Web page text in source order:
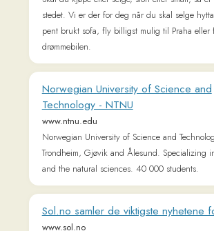
Sol.no samler de viktigste nyhetene for deg!
www.sol.no
Sol.no samler de viktigste nyhetene for deg!
www.tv2.no
TV 2 er Norges beste nettsted for nyheter, sport,
underholdning, vær, tv-guide og video
Wikipedia, den frie encyklopedi
no.m.wikipedia.org
Nettavisen
www.nettavisen.no